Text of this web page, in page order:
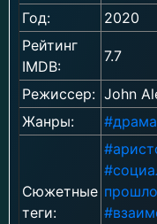
Год:
2020
Рейтинг
IMDB:
7.7
Режиссер: John
Жанры:
#драма
Сюжетные
теги: